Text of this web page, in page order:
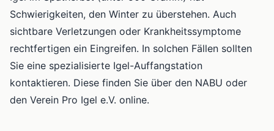
Schwierigkeiten, den Winter zu überstehen. Auch
sichtbare Verletzungen oder Krankheitssymptome
rechtfertigen ein Eingreifen. In solchen Fällen sollten
Sie eine spezialisierte Igel-Auffangstation
kontaktieren. Diese finden Sie über den NABU oder
den Verein Pro Igel e.V. online.